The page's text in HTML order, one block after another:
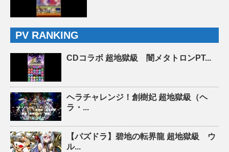
PV RANKING
CDコラボ 超地獄級 闇メタトロンPT...
ヘラチャレンジ！創樹妃 超地獄級（ヘ
ラ・...
【パズドラ】碧地の転界龍 超地獄級 ウ
ル...